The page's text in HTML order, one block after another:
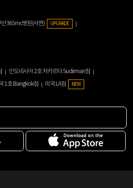
산365mc병원(서면) UPGRADE
인도네시아 2호 자카르타 Sudirman점
1호 Bangkok점 미국 LA점 NEW